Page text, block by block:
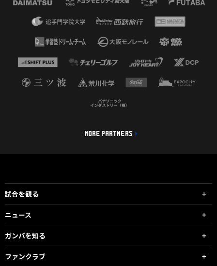
MORE PARTNERS
試合を観る
ニュース
ガンバを知る
ファンクラブ